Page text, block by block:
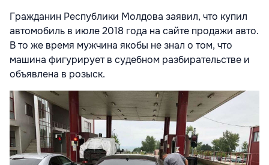
Гражданин Республики Молдова заявил, что купил
автомобиль в июле 2018 года на сайте продажи авто.
В то же время мужчина якобы не знал о том, что
машина фигурирует в судебном разбирательстве и
объявлена в розыск.